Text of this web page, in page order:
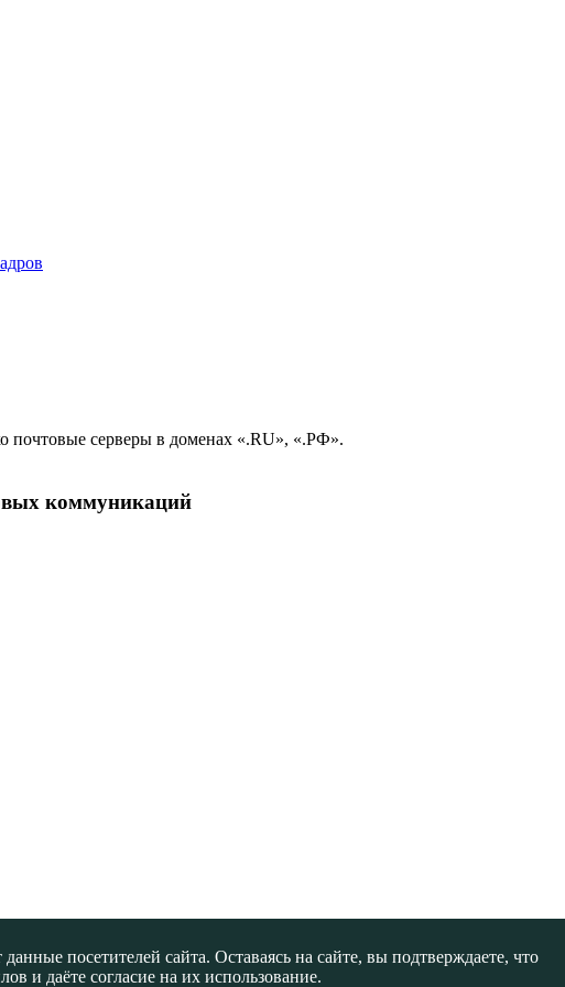
почтовые серверы в доменах «.RU», «.РФ».
коммуникаций
посетителей сайта. Оставаясь на сайте, вы подтверждаете, что
и даёте согласие на их использование.